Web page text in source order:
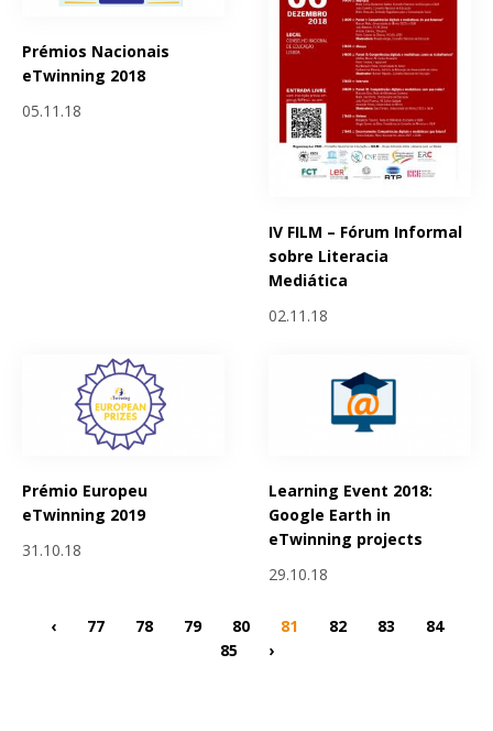
Prémios Nacionais
eTwinning 2018
05.11.18
IV FILM – Fórum Informal
sobre Literacia
Mediática
02.11.18
Prémio Europeu
eTwinning 2019
31.10.18
Learning Event 2018:
Google Earth in
eTwinning projects
29.10.18
‹ 77 78 79 80 81 82 83
84
85
›